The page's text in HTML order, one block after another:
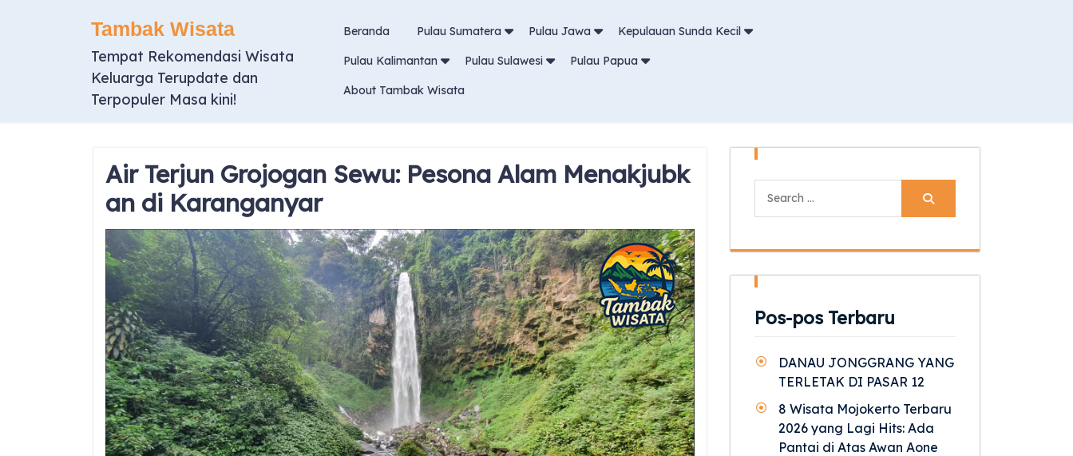
Tambak Wisata
Tempat Rekomendasi Wisata
Keluarga Terupdate dan
Terpopuler Masa kini!
Beranda Pulau Sumatera Pulau Jawa Kepulauan Sunda Kecil
Pulau Kalimantan Pulau Sulawesi Pulau Papua
About Tambak Wisata
Air Terjun Grojogan Sewu: Pesona Alam Menakjubk
an di Karanganyar
Pos-pos Terbaru
DANAU JONGGRANG YANG
TERLETAK DI PASAR 12
8 Wisata Mojokerto Terbaru
2026 yang Lagi Hits: Ada
Pantai di Atas Awan Aone